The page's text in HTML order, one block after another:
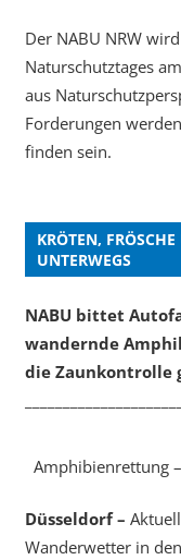
Der NABU NRW
Naturschutztages
aus
Forderungen
finden sein.
KRÖTEN,
UNTERWEGS
NABU bittet
wandernde
die Zaunkontrolle
Amphibienrettung
Düsseldorf –
Wanderwetter in